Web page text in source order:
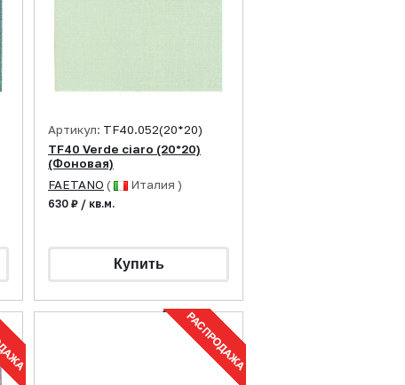
Артикул: TF40.052(20*20)
TF40 Verde ciaro (20*20)
(Фоновая)
FAETANO ( Италия )
630 ₽ / кв.м.